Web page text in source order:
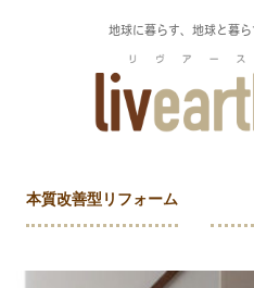
地球に暮らす、地球と暮ら
本質改善型リフォーム